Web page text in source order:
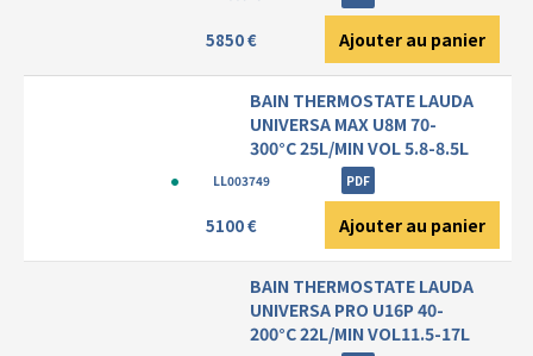
5850 € Ajouter au panier
BAIN THERMOSTATE LAUDA
UNIVERSA MAX U8M 70-
300°C 25L/MIN VOL 5.8-8.5L
LL003749 PDF
5100 € Ajouter au panier
BAIN THERMOSTATE LAUDA
UNIVERSA PRO U16P 40-
200°C 22L/MIN VOL11.5-17L